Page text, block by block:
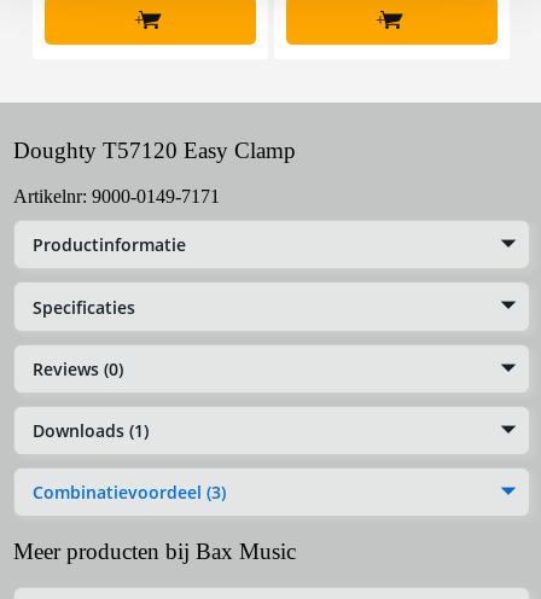
+ +
Doughty T57120 Easy Clamp
Artikelnr: 9000-0149-7171
Productinformatie
Specificaties
Reviews (0)
Downloads (1)
Combinatievoordeel (3)
Meer producten bij Bax Music